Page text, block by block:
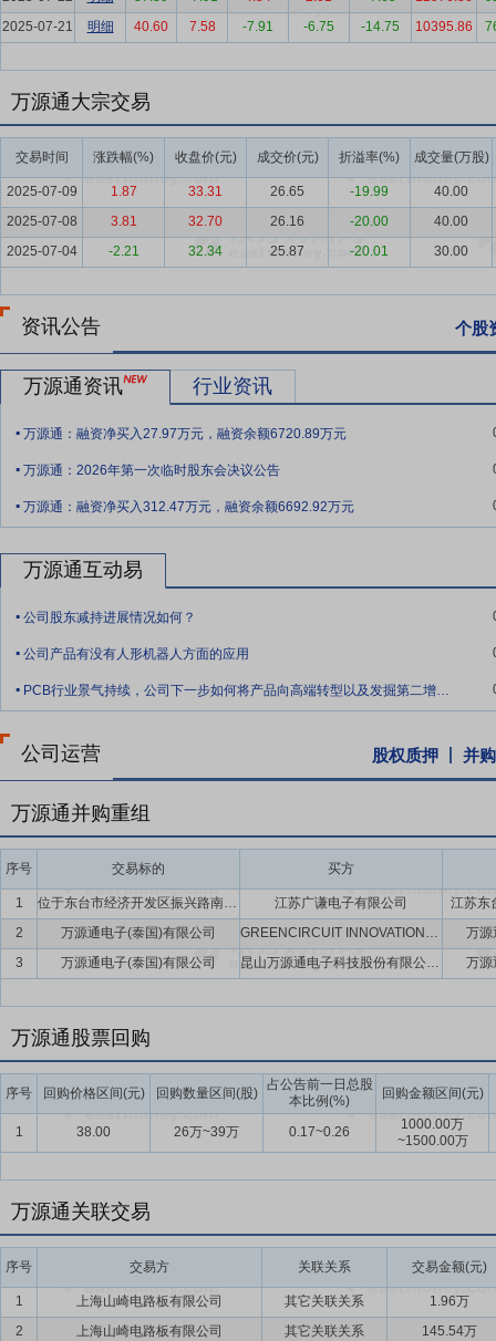
要点6：汽车电子领域的优势
公司凭借多年在汽车电路板研发与生产
与了长江汽车中控、一键启动、多功能方向盘板的前期设计、开发、
有汽车电路板研发生产经验和客户资源,将产品从车灯、多媒体播放和
息处理系统、新能源电力系统和自动驾驶系统等核心应用领域。汽车
涵盖了汽车的所有核心部件及配套设施,产品最终应用于大众、特斯拉
要点7：品质控制优势
印制电路板企业的质量管控能力事关市场竞
理体系认证、ISO14001环境管理体系认证、ISO5001能源管理体系
产品中有害物质过程管理体系认证、中国质量认证中心CQC认证和美
客户对产品的品质要求非常严格,需要经过长时间试验和验证。公司坚
料采购、生产体系监控和销售等进行全过程严格管控。公司产品质量
度股东大会、第二届董事会第九次会议审议通过,公司拟公开发行
的25%。本次募集资金扣除发行费用后,公司将用于以下项目:新能源
贷款。在募集资金到位前,公司将根据项目实际建设进度以自有资金
目的资金需求,不足部分由公司自筹解决;若本次实际募集资金高于上
公司主营业务。
2025-07-21
明细 40.60 7.58 -7.91 -6.75 -14.75 10395.86
万源通大宗交易
交易时间 涨跌幅(%) 收盘价(元) 成交价(元) 折溢率(%) 成交量(万股)
2025-07-09 1.87 33.31 26.65 -19.99
40.00
2025-07-08
3.81 32.70 26.16 -20.00
40.00
2025-07-04
-2.21 32.34 25.87 -20.01 30.00
资讯公告 个股
万源通资讯 行业资讯
. 万源通：融资净买入27.97万元，融资余额6720.89万元
. 万源通：2026年第一次临时股东会决议公告
. 万源通：融资净买入312.47万元，融资余额6692.92万元
万源通互动易
. 公司股东减持进展情况如何？
. 公司产品有没有人形机器人方面的应用
. PCB行业景气持续，公司下一步如何将产品向高端转型以及发掘第二增长曲线的计划是什
公司运营 股权质押 并
万源通并购重组
序号 交易标的 买方
1 位于东台市经济开发区振兴路南侧、经十路东侧的国有建设土地使用权 江苏广谦电子有限公司
江苏东
2
万源通电子(泰国)有限公司 GREENCIRCUIT INNOVATIONS (SINGAPORE) PTE.LTD,昆山万源通电子科技股份有限公司
万源
3
万源通电子(泰国)有限公司 昆山万源通电子科技股份有限公司,GREENCIRCUIT INNOVATIONS (SINGAPORE) PTE.LTD 万源
万源通股票回购
序号 回购价格区间(元) 回购数量区间(股)
占公告前一日总股
本比例(%)
回购金额区间(元)
1 38.00 26万~39万 0.17~0.26
1000.00万
~1500.00万
万源通关联交易
序号 交易方 关联关系 交易金额(元)
1 上海山崎电路板有限公司 其它关联关系
1.96万
2
上海山崎电路板有限公司 其它关联关系 145.54万